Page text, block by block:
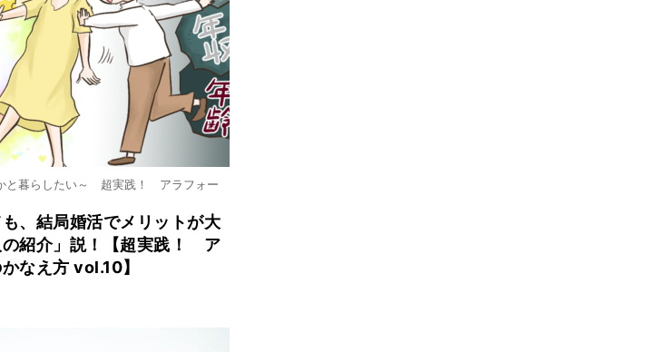
と暮らしたい～ 超実践！ アラフォー
、結局婚活でメリットが大
の紹介」説！【超実践！ ア
なえ方 vol.10】